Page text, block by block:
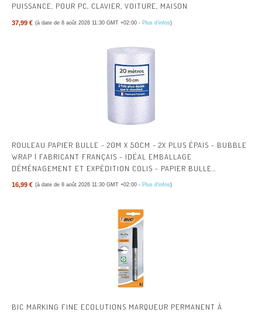
PUISSANCE, POUR PC, CLAVIER, VOITURE, MAISON
37,99 € (à date de 8 août 2026 11:30 GMT +02:00 - Plus d’infos)
ROULEAU PAPIER BULLE - 20M X 50CM - 2X PLUS ÉPAIS - BUBBLE
WRAP | FABRICANT FRANÇAIS - IDÉAL EMBALLAGE
DÉMÉNAGEMENT ET EXPÉDITION COLIS - PAPIER BULLE
ÉPAISSEUR RENFORCÉE
16,99 € (à date de 8 août 2026 11:30 GMT +02:00 - Plus d’infos)
BIC MARKING FINE ECOLUTIONS MARQUEUR PERMANENT À